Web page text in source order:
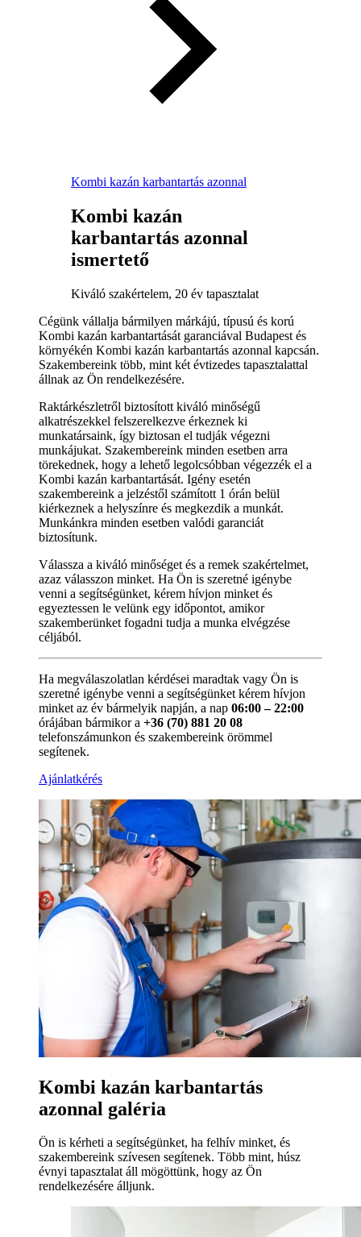
Kombi kazán karbantartás azonnal
Kombi kazán
karbantartás azonnal
ismertető
Kiváló szakértelem, 20 év tapasztalat
Cégünk vállalja bármilyen márkájú, típusú és korú
Kombi kazán karbantartását garanciával Budapest és
környékén Kombi kazán karbantartás azonnal kapcsán.
Szakembereink több, mint két évtizedes tapasztalattal
állnak az Ön rendelkezésére.
Raktárkészletről biztosított kiváló minőségű
alkatrészekkel felszerelkezve érkeznek ki
munkatársaink, így biztosan el tudják végezni
munkájukat. Szakembereink minden esetben arra
törekednek, hogy a lehető legolcsóbban végezzék el a
Kombi kazán karbantartását. Igény esetén
szakembereink a jelzéstől számított 1 órán belül
kiérkeznek a helyszínre és megkezdik a munkát.
Munkánkra minden esetben valódi garanciát
biztosítunk.
Válassza a kiváló minőséget és a remek szakértelmet,
azaz válasszon minket. Ha Ön is szeretné igénybe
venni a segítségünket, kérem hívjon minket és
egyeztessen le velünk egy időpontot, amikor
szakemberünket fogadni tudja a munka elvégzése
céljából.
Ha megválaszolatlan kérdései maradtak vagy Ön is
szeretné igénybe venni a segítségünket kérem hívjon
minket az év bármelyik napján, a nap 06:00 – 22:00
órájában bármikor a +36 (70) 881 20 08
telefonszámunkon és szakembereink örömmel
segítenek.
Ajánlatkérés
Kombi kazán karbantartás
azonnal galéria
Ön is kérheti a segítségünket, ha felhív minket, és
szakembereink szívesen segítenek. Több mint, húsz
évnyi tapasztalat áll mögöttünk, hogy az Ön
rendelkezésére álljunk.